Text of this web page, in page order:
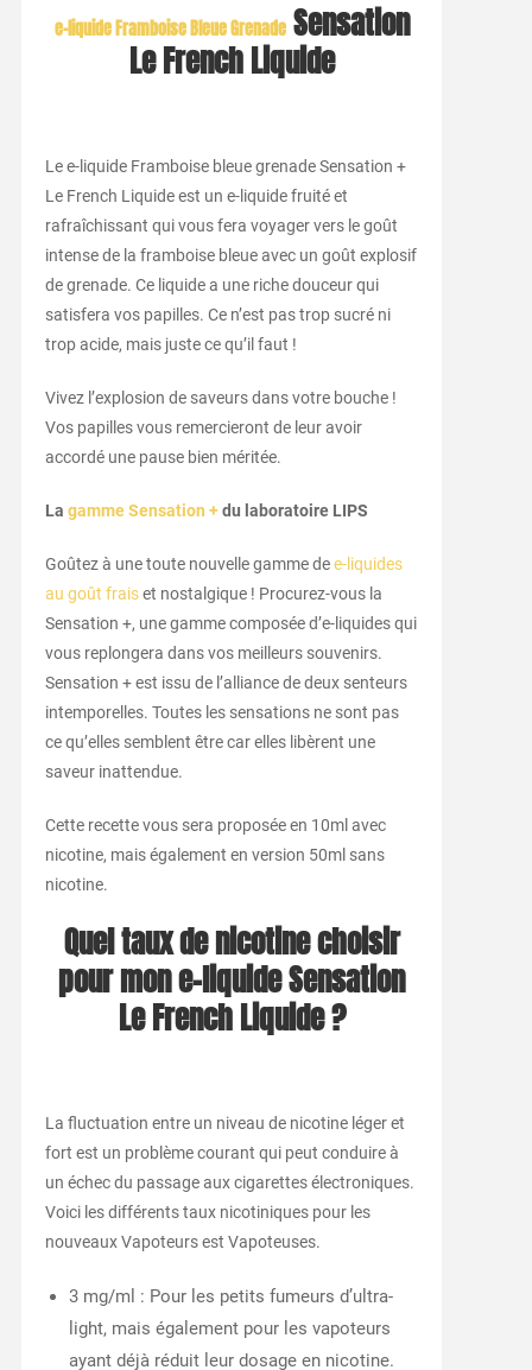
e-liquide Framboise Bleue GrenadeSensation
Le French Liquide
Le e-liquide Framboise bleue grenade Sensation +
Le French Liquide est un e-liquide fruité et
rafraîchissant qui vous fera voyager vers le goût
intense de la framboise bleue avec un goût explosif
de grenade. Ce liquide a une riche douceur qui
satisfera vos papilles. Ce n’est pas trop sucré ni
trop acide, mais juste ce qu’il faut !
Vivez l’explosion de saveurs dans votre bouche !
Vos papilles vous remercieront de leur avoir
accordé une pause bien méritée.
La gamme Sensation +du laboratoire LIPS
Goûtez à une toute nouvelle gamme dee-liquides
au goût fraiset nostalgique ! Procurez-vous la
Sensation +, une gamme composée d’e-liquides qui
vous replongera dans vos meilleurs souvenirs.
Sensation + est issu de l’alliance de deux senteurs
intemporelles. Toutes les sensations ne sont pas
ce qu’elles semblent être car elles libèrent une
saveur inattendue.
Cette recette vous sera proposée en 10ml avec
nicotine, mais également en version 50ml sans
nicotine.
Quel taux de nicotine choisir
pour mon e-liquide Sensation
Le French Liquide ?
La fluctuation entre un niveau de nicotine léger et
fort est un problème courant qui peut conduire à
un échec du passage aux cigarettes électroniques.
Voici les différents taux nicotiniques pour les
nouveaux Vapoteurs est Vapoteuses.
3 mg/ml : Pour les petits fumeurs d’ultra-
light, mais également pour les vapoteurs
ayant déjà réduit leur dosage en nicotine.